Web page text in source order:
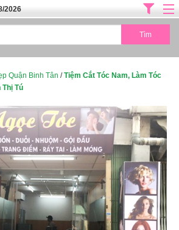
2026
Quận Binh Tân /Tiệm Cắt Tóc Nam, Làm Tóc
Tú